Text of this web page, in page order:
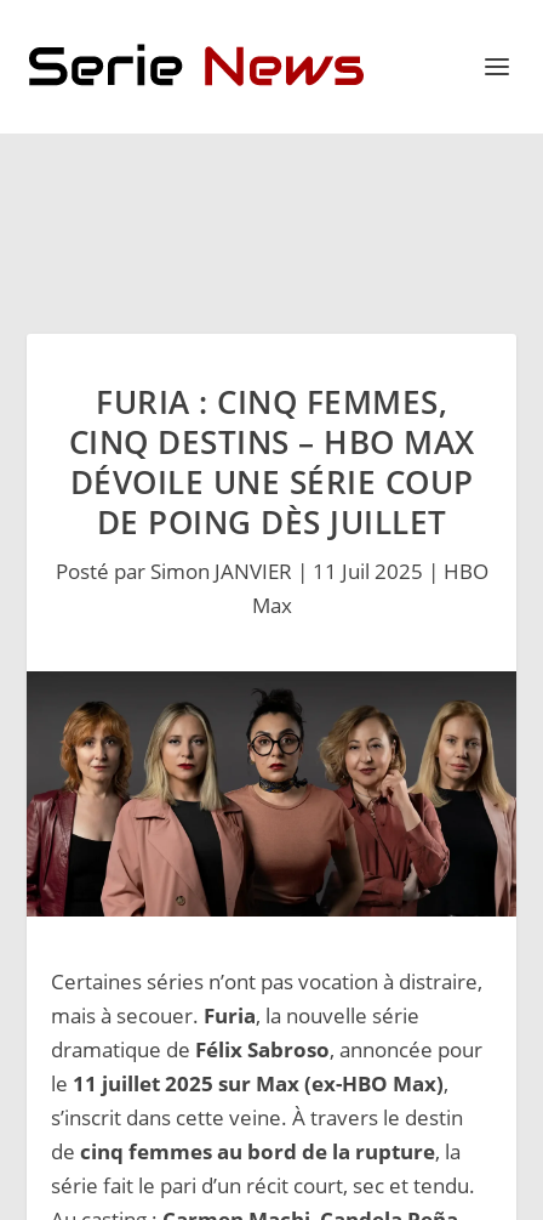
FURIA : CINQ FEMMES,
CINQ DESTINS – HBO MAX
DÉVOILE UNE SÉRIE COUP
DE POING DÈS JUILLET
Posté par Simon JANVIER | 11 Juil 2025 | HBO
Max
Certaines séries n’ont pas vocation à distraire,
mais à secouer. Furia, la nouvelle série
dramatique de Félix Sabroso, annoncée pour
le 11 juillet 2025 sur Max (ex-HBO Max),
s’inscrit dans cette veine. À travers le destin
decinq femmes au bord de la rupture, la
série fait le pari d’un récit court, sec et tendu.